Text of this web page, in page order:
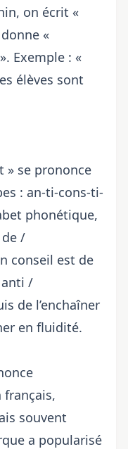
on écrit «
«
Exemple : «
élèves sont
se prononce
: an-ti-cons-ti-
phonétique,
de /
conseil est de
anti /
de l’enchaîner
en fluidité.
français,
souvent
a popularisé